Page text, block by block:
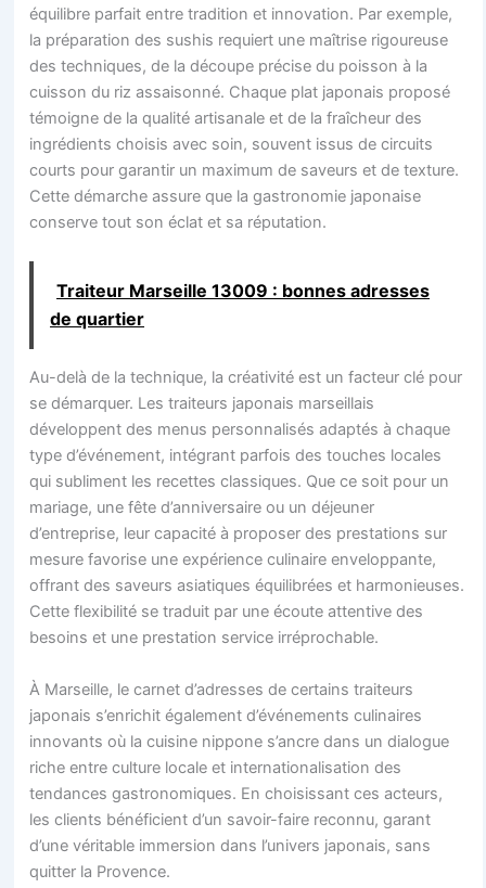
équilibre parfait entre tradition et innovation. Par exemple,
la préparation des sushis requiert une maîtrise rigoureuse
des techniques, de la découpe précise du poisson à la
cuisson du riz assaisonné. Chaque plat japonais proposé
témoigne de la qualité artisanale et de la fraîcheur des
ingrédients choisis avec soin, souvent issus de circuits
courts pour garantir un maximum de saveurs et de texture.
Cette démarche assure que la gastronomie japonaise
conserve tout son éclat et sa réputation.
Traiteur Marseille 13009 : bonnes adresses
de quartier
Au-delà de la technique, la créativité est un facteur clé pour
se démarquer. Les traiteurs japonais marseillais
développent des menus personnalisés adaptés à chaque
type d’événement, intégrant parfois des touches locales
qui subliment les recettes classiques. Que ce soit pour un
mariage, une fête d’anniversaire ou un déjeuner
d’entreprise, leur capacité à proposer des prestations sur
mesure favorise une expérience culinaire enveloppante,
offrant des saveurs asiatiques équilibrées et harmonieuses.
Cette flexibilité se traduit par une écoute attentive des
besoins et une prestation service irréprochable.
À Marseille, le carnet d’adresses de certains traiteurs
japonais s’enrichit également d’événements culinaires
innovants où la cuisine nippone s’ancre dans un dialogue
riche entre culture locale et internationalisation des
tendances gastronomiques. En choisissant ces acteurs,
les clients bénéficient d’un savoir-faire reconnu, garant
d’une véritable immersion dans l’univers japonais, sans
quitter la Provence.